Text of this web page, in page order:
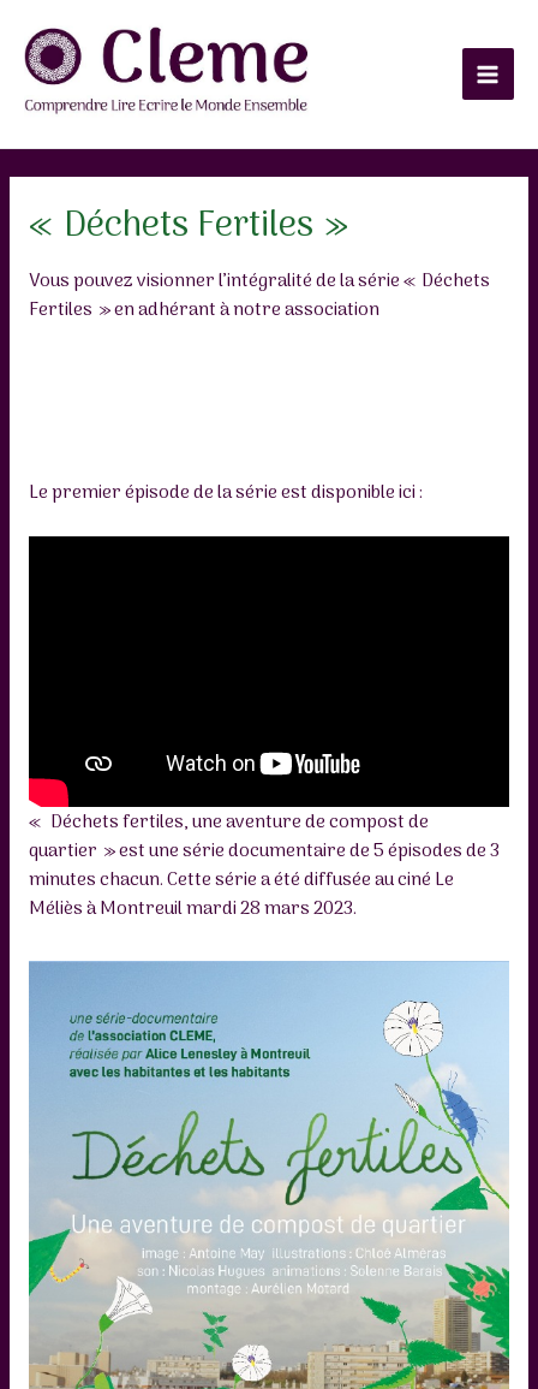
contenu
Main
« Déchets Fertiles »
Vous pouvez visionner l’intégralité de la série « Déchets
Fertiles » en adhérant à notre association
Le premier épisode de la série est disponible ici :
« Déchets fertiles, une aventure de compost de
quartier » est une série documentaire de 5 épisodes de 3
minutes chacun. Cette série a été diffusée au ciné Le
Méliès à Montreuil mardi 28 mars 2023.